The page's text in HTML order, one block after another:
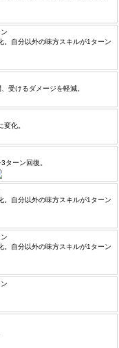
。自分以外の味方スキルが1ターン
受けるダメージを軽減。
化。
ターン回復。
。自分以外の味方スキルが1ターン
。自分以外の味方スキルが1ターン